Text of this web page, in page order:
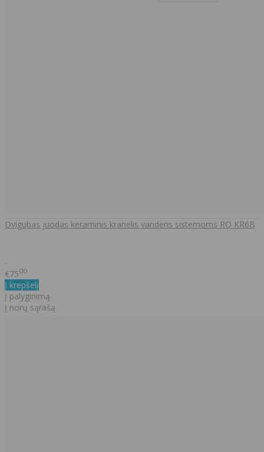
Dvigubas juodas keraminis kranelis vandens sistemoms RO KR6B
..
€7500
Į krepšelį
Į palyginimą
Į norų sąrašą